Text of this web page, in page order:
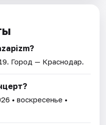
. Город — Краснодар.
• воскресенье •